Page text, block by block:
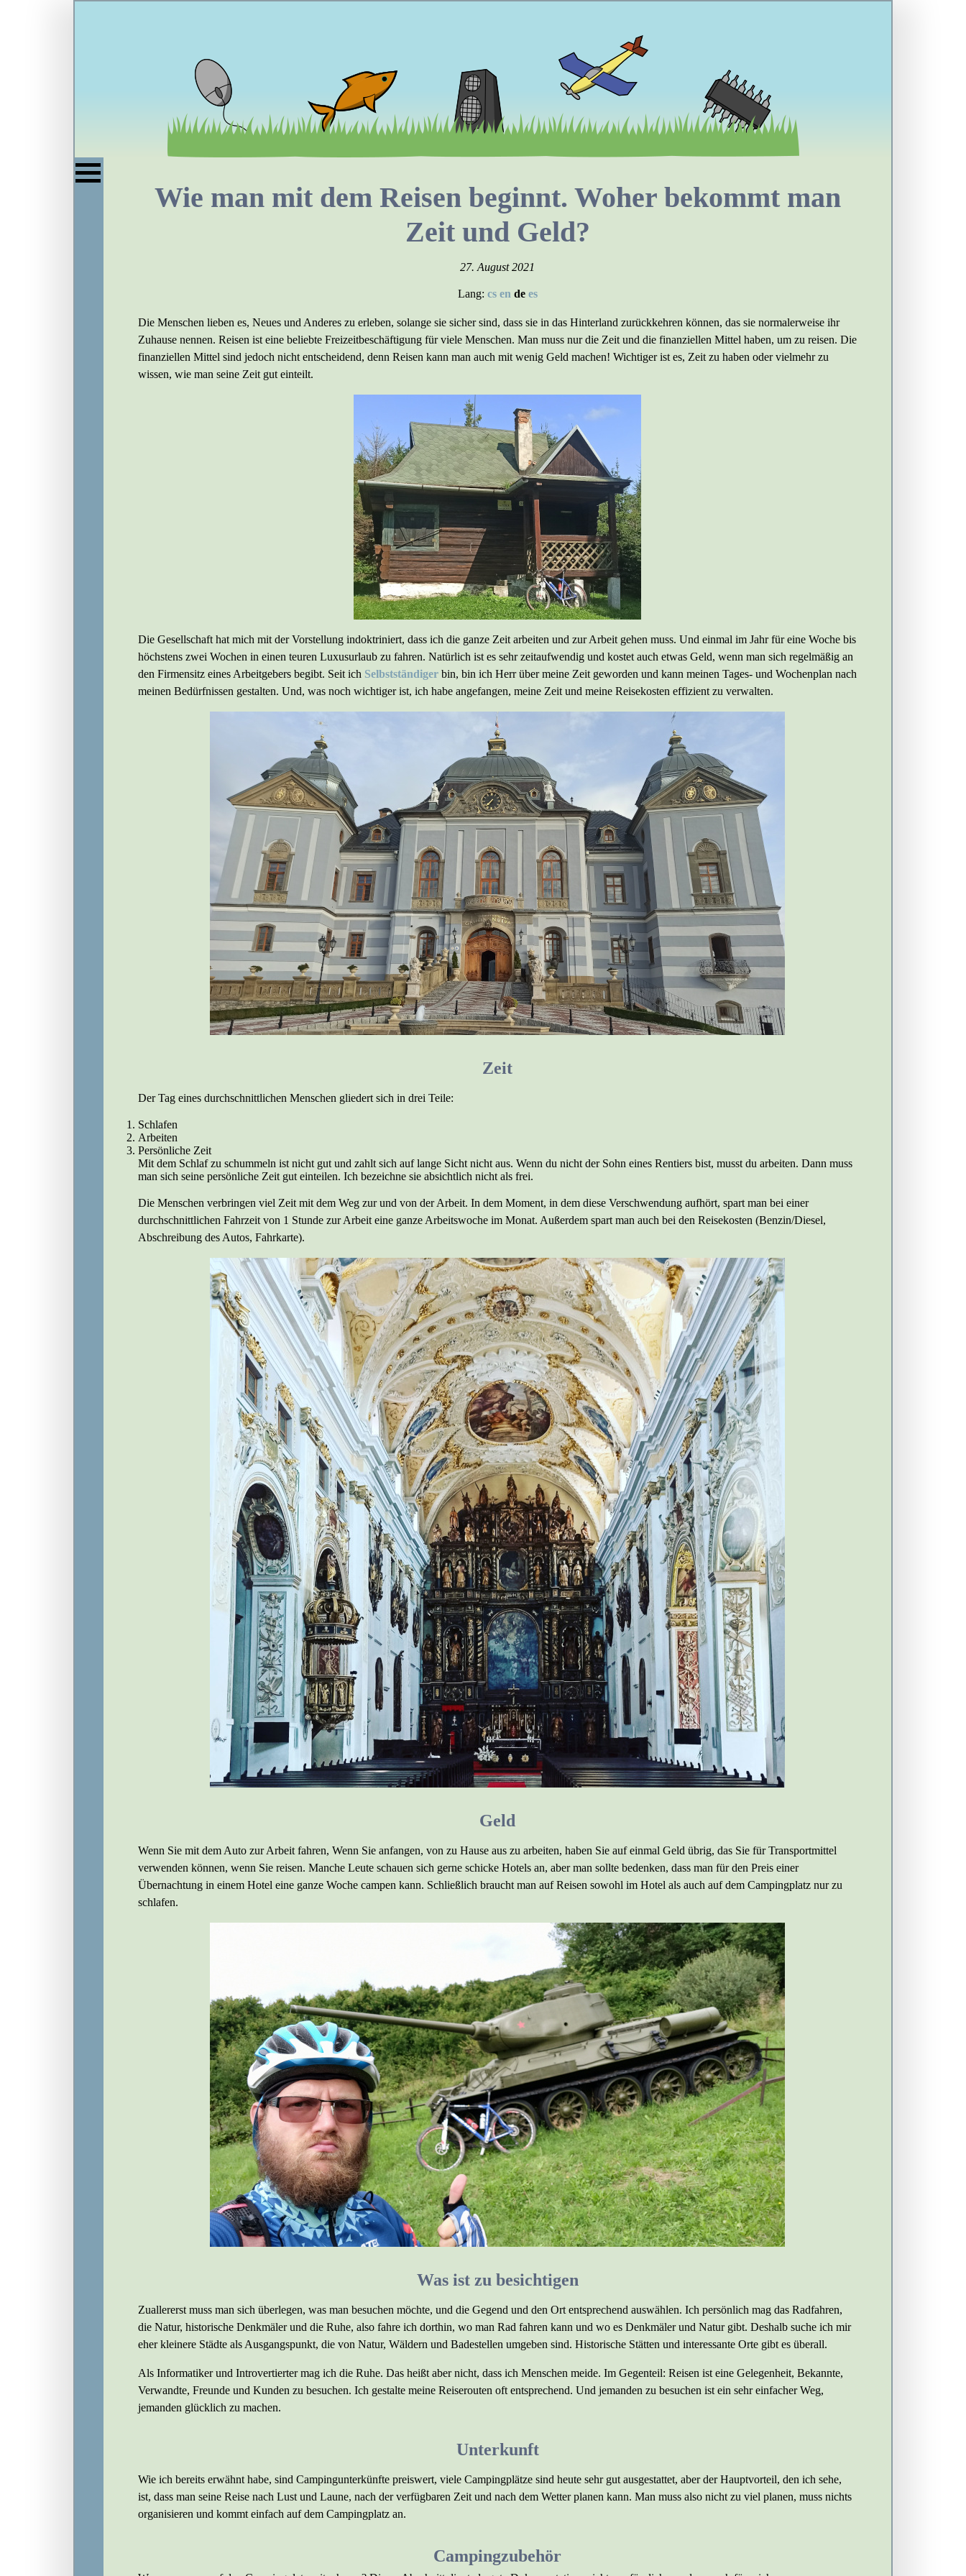
Wie man mit dem Reisen beginnt. Woher bekommt man
Zeit und Geld?
27. August 2021
Lang: cs en de es
Die Menschen lieben es, Neues und Anderes zu erleben, solange sie sicher sind, dass sie in das Hinterland zurückkehren können, das sie normalerweise ihr
Zuhause nennen. Reisen ist eine beliebte Freizeitbeschäftigung für viele Menschen. Man muss nur die Zeit und die finanziellen Mittel haben, um zu reisen. Die
finanziellen Mittel sind jedoch nicht entscheidend, denn Reisen kann man auch mit wenig Geld machen! Wichtiger ist es, Zeit zu haben oder vielmehr zu
wissen, wie man seine Zeit gut einteilt.
Die Gesellschaft hat mich mit der Vorstellung indoktriniert, dass ich die ganze Zeit arbeiten und zur Arbeit gehen muss. Und einmal im Jahr für eine Woche bis
höchstens zwei Wochen in einen teuren Luxusurlaub zu fahren. Natürlich ist es sehr zeitaufwendig und kostet auch etwas Geld, wenn man sich regelmäßig an
den Firmensitz eines Arbeitgebers begibt. Seit ich Selbstständiger bin, bin ich Herr über meine Zeit geworden und kann meinen Tages- und Wochenplan nach
meinen Bedürfnissen gestalten. Und, was noch wichtiger ist, ich habe angefangen, meine Zeit und meine Reisekosten effizient zu verwalten.
Zeit
Der Tag eines durchschnittlichen Menschen gliedert sich in drei Teile:
Schlafen
Arbeiten
Persönliche Zeit
Mit dem Schlaf zu schummeln ist nicht gut und zahlt sich auf lange Sicht nicht aus. Wenn du nicht der Sohn eines Rentiers bist, musst du arbeiten. Dann muss
man sich seine persönliche Zeit gut einteilen. Ich bezeichne sie absichtlich nicht als frei.
Die Menschen verbringen viel Zeit mit dem Weg zur und von der Arbeit. In dem Moment, in dem diese Verschwendung aufhört, spart man bei einer
durchschnittlichen Fahrzeit von 1 Stunde zur Arbeit eine ganze Arbeitswoche im Monat. Außerdem spart man auch bei den Reisekosten (Benzin/Diesel,
Abschreibung des Autos, Fahrkarte).
Geld
Wenn Sie mit dem Auto zur Arbeit fahren, Wenn Sie anfangen, von zu Hause aus zu arbeiten, haben Sie auf einmal Geld übrig, das Sie für Transportmittel
verwenden können, wenn Sie reisen. Manche Leute schauen sich gerne schicke Hotels an, aber man sollte bedenken, dass man für den Preis einer
Übernachtung in einem Hotel eine ganze Woche campen kann. Schließlich braucht man auf Reisen sowohl im Hotel als auch auf dem Campingplatz nur zu
schlafen.
Was ist zu besichtigen
Zuallererst muss man sich überlegen, was man besuchen möchte, und die Gegend und den Ort entsprechend auswählen. Ich persönlich mag das Radfahren,
die Natur, historische Denkmäler und die Ruhe, also fahre ich dorthin, wo man Rad fahren kann und wo es Denkmäler und Natur gibt. Deshalb suche ich mir
eher kleinere Städte als Ausgangspunkt, die von Natur, Wäldern und Badestellen umgeben sind. Historische Stätten und interessante Orte gibt es überall.
Als Informatiker und Introvertierter mag ich die Ruhe. Das heißt aber nicht, dass ich Menschen meide. Im Gegenteil: Reisen ist eine Gelegenheit, Bekannte,
Verwandte, Freunde und Kunden zu besuchen. Ich gestalte meine Reiserouten oft entsprechend. Und jemanden zu besuchen ist ein sehr einfacher Weg,
jemanden glücklich zu machen.
Unterkunft
Wie ich bereits erwähnt habe, sind Campingunterkünfte preiswert, viele Campingplätze sind heute sehr gut ausgestattet, aber der Hauptvorteil, den ich sehe,
ist, dass man seine Reise nach Lust und Laune, nach der verfügbaren Zeit und nach dem Wetter planen kann. Man muss also nicht zu viel planen, muss nichts
organisieren und kommt einfach auf dem Campingplatz an.
Campingzubehör